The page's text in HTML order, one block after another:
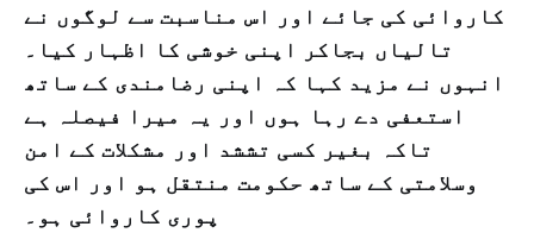
کاروائی کی جائے اور اس مناسبت سے لوگوں نے
تالیاں بجاکر اپنی خوشی کا اظہار کیا۔
انہوں نے مزید کہا کہ اپنی رضامندی کے ساتھ
استعفی دے رہا ہوں اور یہ میرا فیصلہ ہے
تاکہ بغیر کسی تششد اور مشکلات کے امن
وسلامتی کے ساتھ حکومت منتقل ہو اور اس کی
پوری کاروائی ہو۔